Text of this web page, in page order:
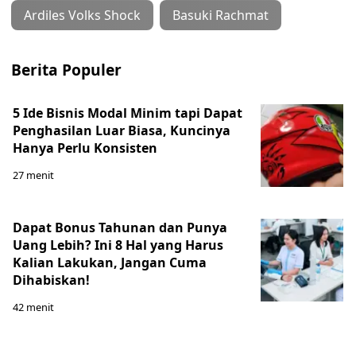
Ardiles Volks Shock Basuki Rachmat
Berita Populer
5 Ide Bisnis Modal Minim tapi Dapat
Penghasilan Luar Biasa, Kuncinya
Hanya Perlu Konsisten
27 menit
Dapat Bonus Tahunan dan Punya
Uang Lebih? Ini 8 Hal yang Harus
Kalian Lakukan, Jangan Cuma
Dihabiskan!
42 menit